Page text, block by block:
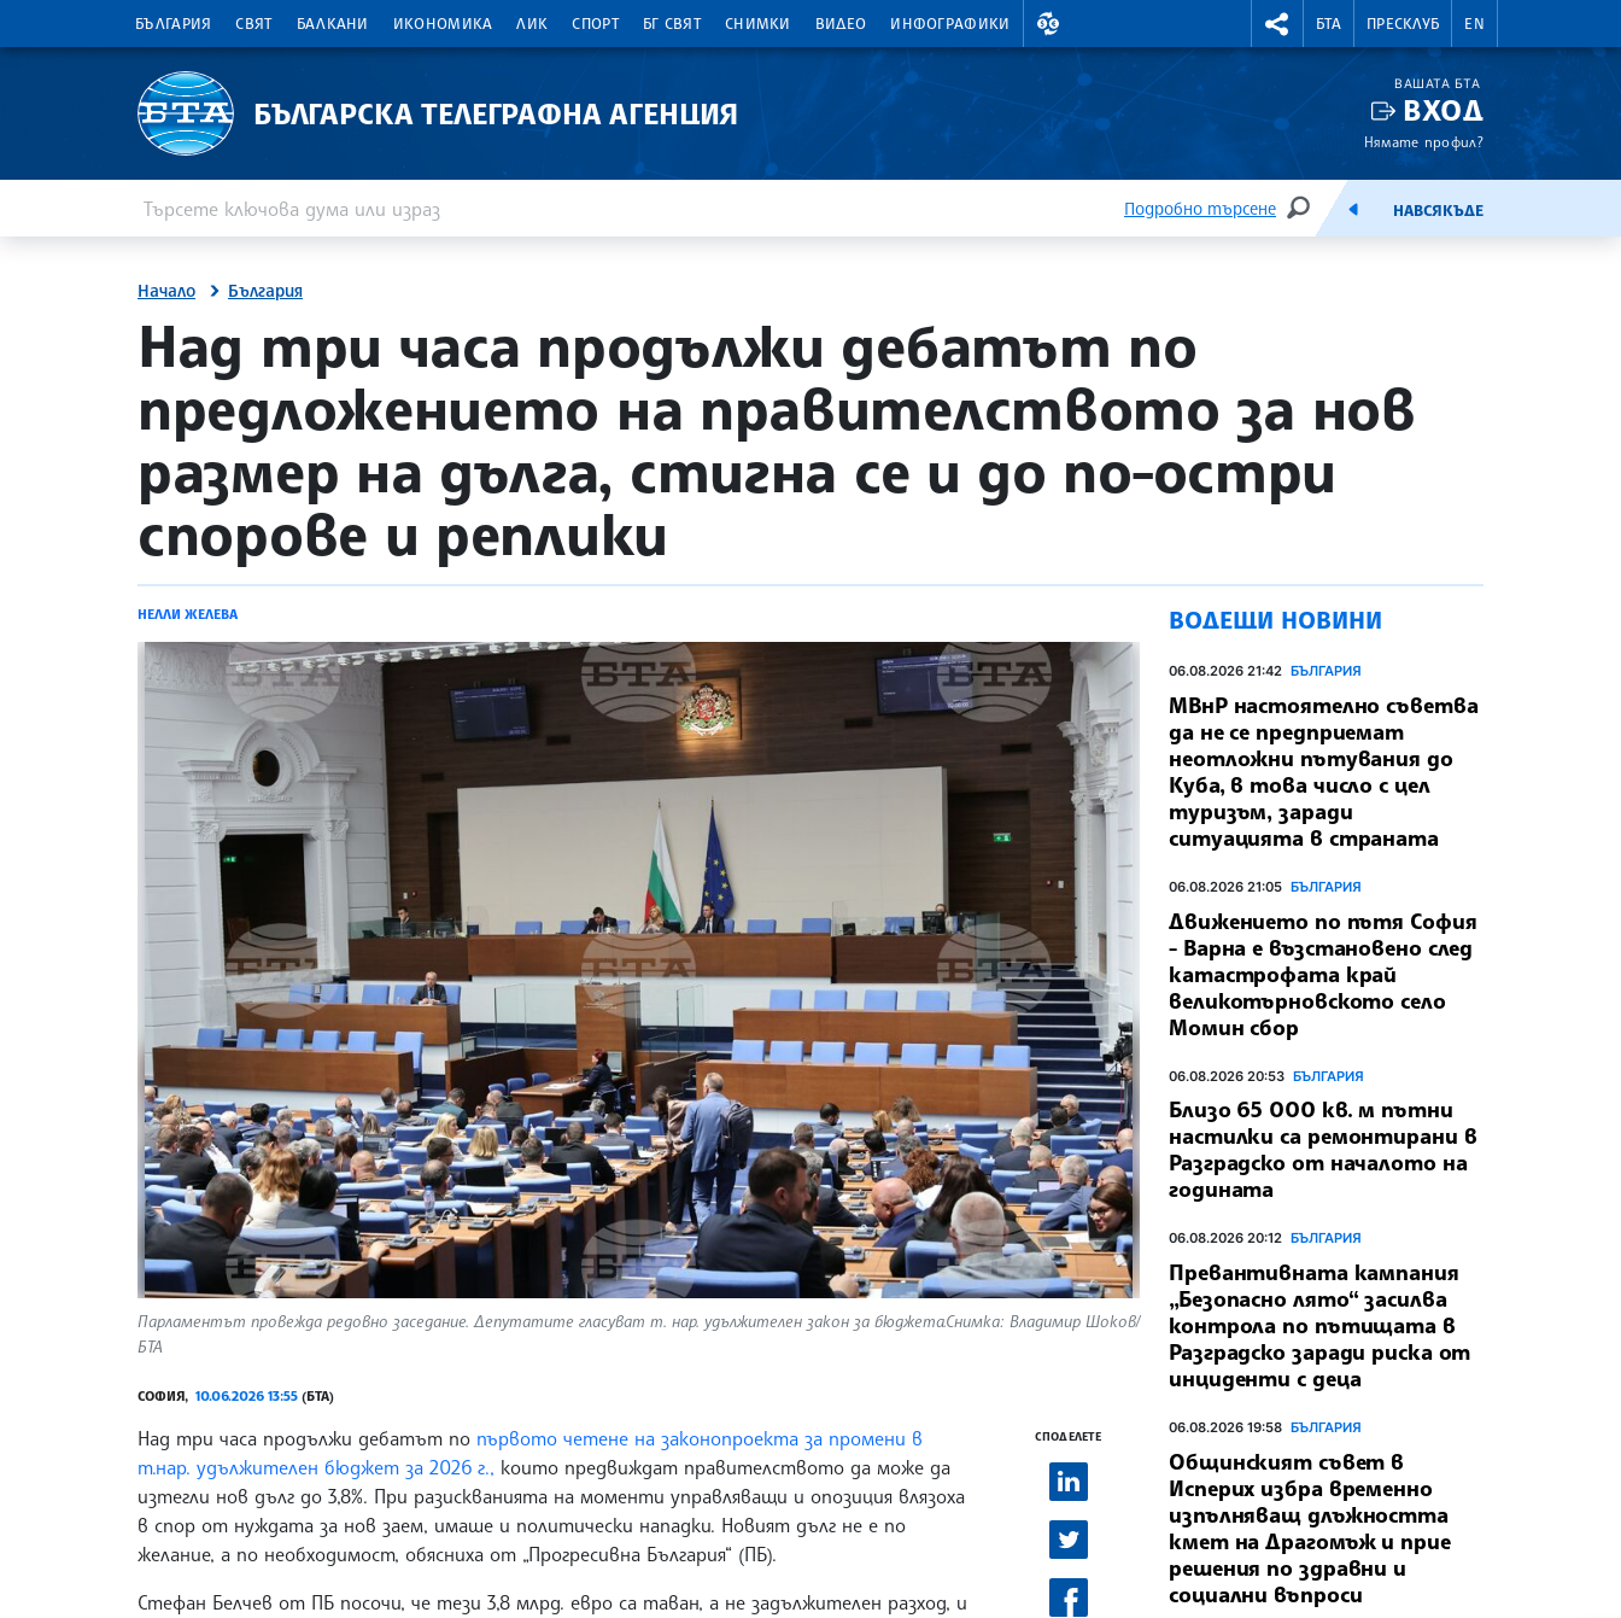
БЪЛГАРИЯ СВЯТ БАЛКАНИ ИКОНОМИКА ЛИК СПОРТ БГ СВЯТ СНИМКИ ВИДЕО ИНФОГРАФИКИ
ВАЛУТНИ КУРСОВЕ RIGHTMENU.SOCIAL
БТА ПРЕСКЛУБ EN
БЪЛГАРСКА ТЕЛЕГРАФНА АГЕНЦИЯ
ВАШАТА БТА
ВХОД
Нямате профил?
Подробно търсене
ТЪРСЕНЕЕМИСИЯНАВСЯКЪДЕ
Начало България
site.bta
Над три часа продължи дебатът по
предложението на правителството за нов
размер на дълга, стигна се и до по-остри
спорове и реплики
НЕЛЛИ ЖЕЛЕВА
Парламентът провежда редовно заседание. Депутатите гласуват т. нар. удължителен закон за бюджета.Снимка: Владимир Шоков/
БТА
СОФИЯ, 10.06.2026 13:55 (БТА)
Над три часа продължи дебатът по първото четене на законопроекта за промени в
т.нар. удължителен бюджет за 2026 г., които предвиждат правителството да може да
изтегли нов дълг до 3,8%. При разискванията на моменти управляващи и опозиция влязоха
в спор от нуждата за нов заем, имаше и политически нападки. Новият дълг не е по
желание, а по необходимост, обясниха от „Прогресивна България“ (ПБ).
Стефан Белчев от ПБ посочи, че тези 3,8 млрд. евро са таван, а не задължителен разход, и
СПОДЕЛЕТЕ
ВОДЕЩИ НОВИНИ
06.08.2026 21:42 БЪЛГАРИЯ
МВнР настоятелно съветва
да не се предприемат
неотложни пътувания до
Куба, в това число с цел
туризъм, заради
ситуацията в страната
06.08.2026 21:05 БЪЛГАРИЯ
Движението по пътя София
- Варна е възстановено след
катастрофата край
великотърновското село
Момин сбор
06.08.2026 20:53 БЪЛГАРИЯ
Близо 65 000 кв. м пътни
настилки са ремонтирани в
Разградско от началото на
годината
06.08.2026 20:12 БЪЛГАРИЯ
Превантивната кампания
„Безопасно лято“ засилва
контрола по пътищата в
Разградско заради риска от
инциденти с деца
06.08.2026 19:58 БЪЛГАРИЯ
Общинският съвет в
Исперих избра временно
изпълняващ длъжността
кмет на Драгомъж и прие
решения по здравни и
социални въпроси